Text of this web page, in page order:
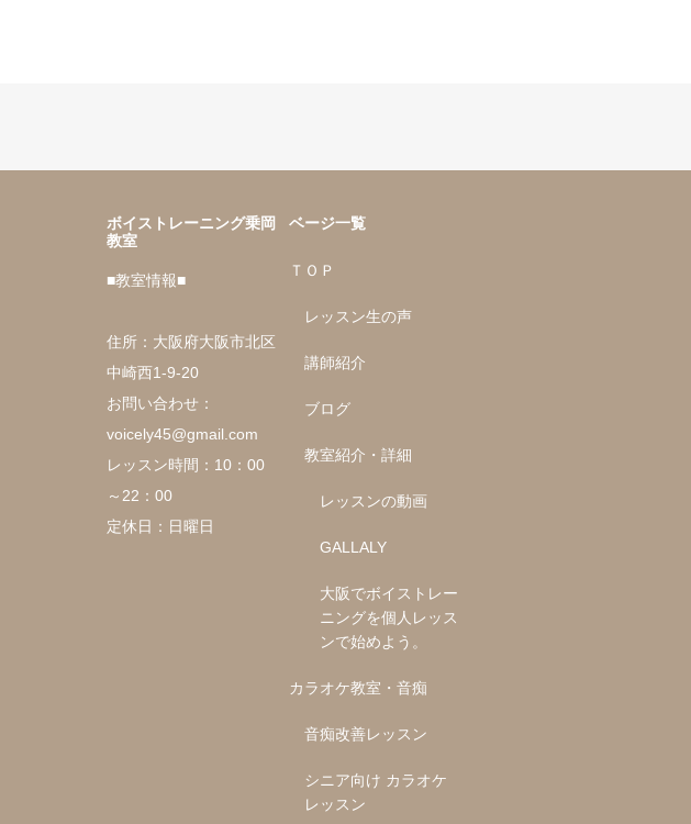
ボイストレーニング乗岡
教室
■教室情報■
住所：大阪府大阪市北区
中崎西1-9-20
お問い合わせ：
voicely45@gmail.com
レッスン時間：10：00
～22：00
定休日：日曜日
ベージ一覧
ＴＯＰ
レッスン生の声
講師紹介
ブログ
教室紹介・詳細
レッスンの動画
GALLALY
大阪でボイストレー
ニングを個人レッス
ンで始めよう。
カラオケ教室・音痴
音痴改善レッスン
シニア向け カラオケ
レッスン